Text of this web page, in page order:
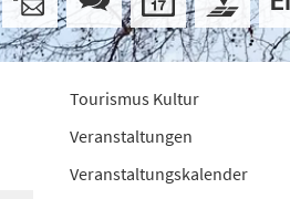
Tourismus Kultur
Veranstaltungen
Veranstaltungskalender